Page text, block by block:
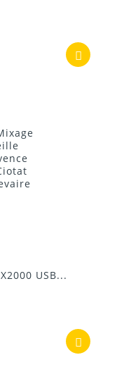
USB...